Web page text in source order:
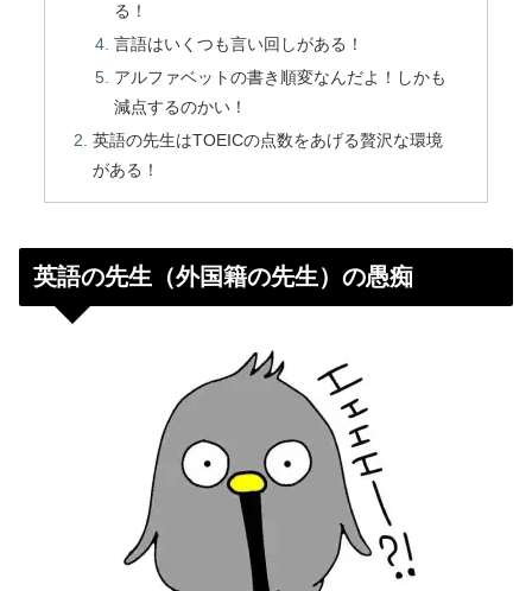
る！
言語はいくつも言い回しがある！
アルファベットの書き順変なんだよ！しかも
減点するのかい！
英語の先生はTOEICの点数をあげる贅沢な環境
がある！
英語の先生（外国籍の先生）の愚痴